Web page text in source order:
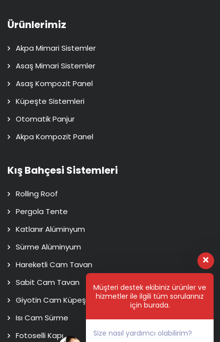
Ürünlerimiz
Akpa Mimari Sistemler
Asaş Mimari Sistemler
Asaş Kompozit Panel
Küpeşte Sistemleri
Otomatik Panjur
Akpa Kompozit Panel
Kış Bahçesi Sistemleri
Rolling Roof
Pergola Tente
Katlanır Alüminyum
Sürme Alüminyum
Hareketli Cam Tavan
Sabit Cam Tavan
Giyotin Cam Küpeşte
Isı Cam Sürme
Fotoselli Kapı
Müşteri destek ekibiniz ürünler ve
hizmetler ile ilgili tüm sorularınız
için burada.
Size nasıl yardımcı olabilirim?